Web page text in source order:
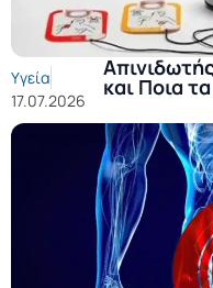
Υγεία
17.07.2026
και Ποια